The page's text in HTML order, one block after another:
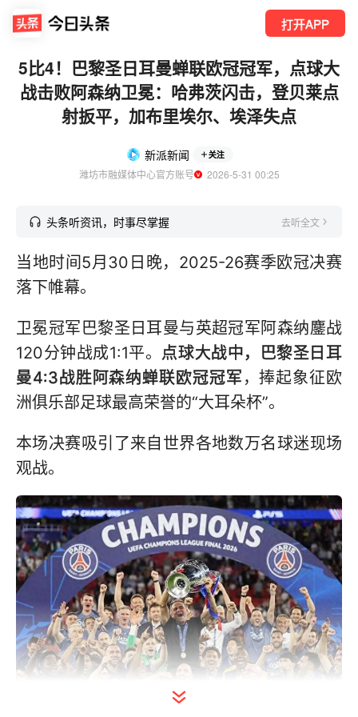
打开APP
5比4！巴黎圣日耳曼蝉联欧冠冠军，点球大
战击败阿森纳卫冕：哈弗茨闪击，登贝莱点
射扳平，加布里埃尔、埃泽失点
新派新闻 关注
潍坊市融媒体中心官方账号
  2026-5-31 00:25
头条听资讯，时事尽掌握 去听全文
当地时间5月30日晚，2025-26赛季欧冠决赛
落下帷幕。
卫冕冠军巴黎圣日耳曼与英超冠军阿森纳鏖战
120分钟战成1:1平。 点球大战中，巴黎圣日耳
曼4:3战胜阿森纳蝉联欧冠冠军 ，捧起象征欧
洲俱乐部足球最高荣誉的“大耳朵杯”。
本场决赛吸引了来自世界各地数万名球迷现场
观战。